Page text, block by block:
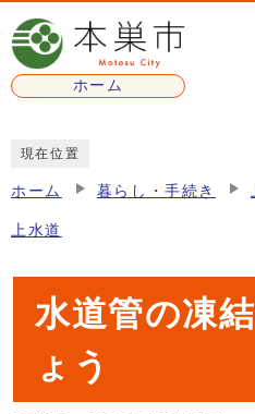
ページの先頭です
ホーム
現在位置
ホーム 暮らし・手続き
上水道
水道管の凍
ょう